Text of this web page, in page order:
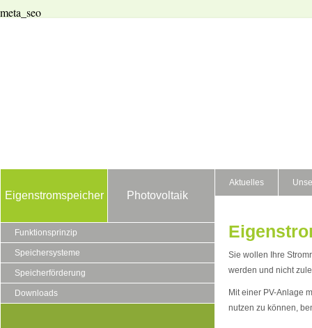
meta_seo
Eigenstromspeicher Photovoltaik
Aktuelles
Funktionsprinzip
Speichersysteme
Speicherförderung
Downloads
Sie wollen Ihre
werden und nicht
Mit einer PV-Anlage
nutzen zu können,